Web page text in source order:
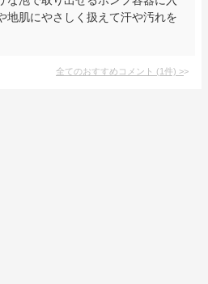
地肌にやさしく扱えて汗や汚れを
全てのおすすめコメント (1件) >